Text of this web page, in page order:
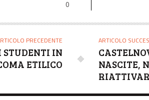
0
PRECEDENTE
STUDENTI IN
ETILICO
ARTICOLO
NASCITE,